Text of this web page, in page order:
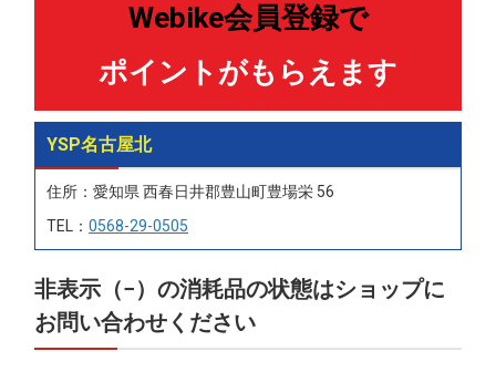
Webike会員登録で
ポイントがもらえます
YSP名古屋北
住所：愛知県 西春日井郡豊山町豊場栄 56
TEL： 0568-29-0505
非表示（−）の消耗品の状態はショップに
お問い合わせください